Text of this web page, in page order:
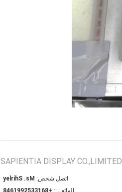
SAPIENTIA DISPLAY CO.,LIMITED
اتصل شخص: Ms. Shirley
الهاتف :: +8613352991648